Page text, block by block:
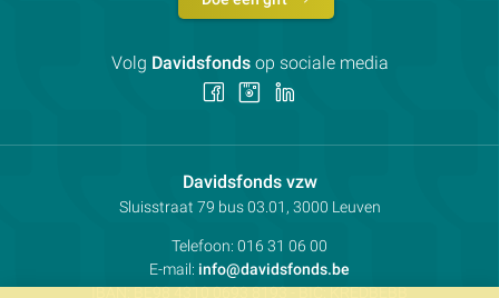
Davidsfonds vzwContactpersoon:
Adres:
Sluisstraat 79 bus 03.01, 3000 Leuven
Telefoon: 016 31 06 00
E-mail: info@davidsfonds.be
IBAN:BE98 4310 0693 8193- BIC:KREDBEBB
Volg Davidsfondsop sociale media
Volg Volg